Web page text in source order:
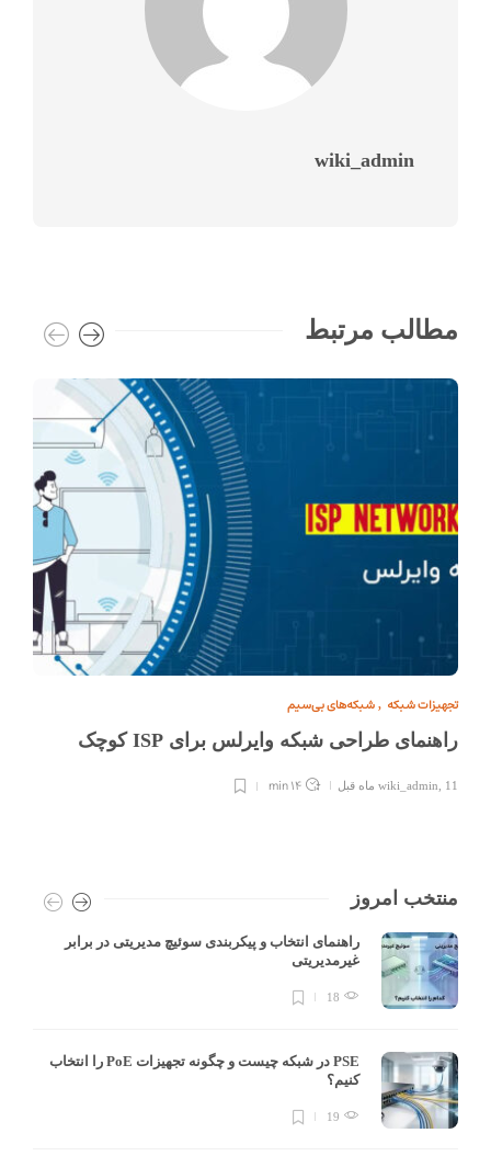
wiki_admin
مطالب مرتبط
تجهیزات شبکه , شبکه‌های بی‌سیم
راهنمای طراحی شبکه وایرلس برای ISP کوچک
wiki_admin 11 ماه قبل 14 min
منتخب امروز
راهنمای انتخاب و پیکربندی سوئیچ مدیریتی در برابر
غیرمدیریتی
18
PSE در شبکه چیست و چگونه تجهیزات PoE را انتخاب
کنیم؟
19